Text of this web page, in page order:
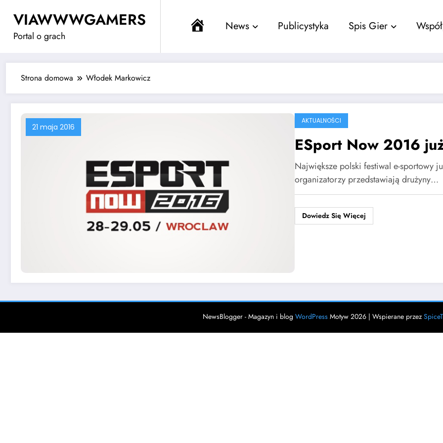
treści
VIAWWWGAMERS
Portal o grach
MenuNews Publicystyka Spis Gier
Strona domowa Włodek Markowicz
21 maja 2016
AKTUALNOŚCI
ESport Now 2016
Największe polski festiwal e-sportowy
organizatorzy przedstawiają drużyny…
Dowiedz Się Więcej
NewsBlogger - Magazyn i blog WordPressMotyw 2026 | Wspierane przez